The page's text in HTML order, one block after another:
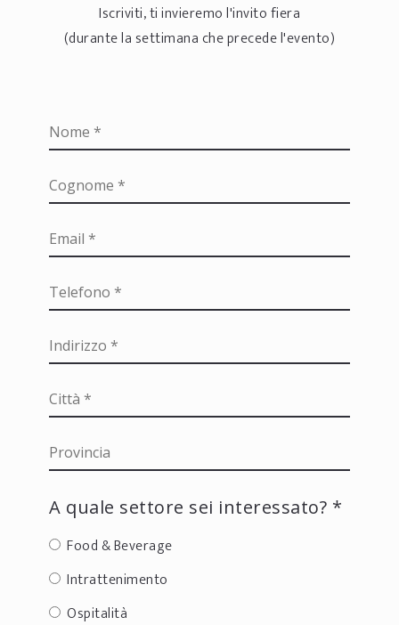
Iscriviti, ti invieremo l'invito fiera
(durante la settimana che precede l'evento)
A quale settore sei interessato? *
Food & Beverage
Intrattenimento
Ospitalità